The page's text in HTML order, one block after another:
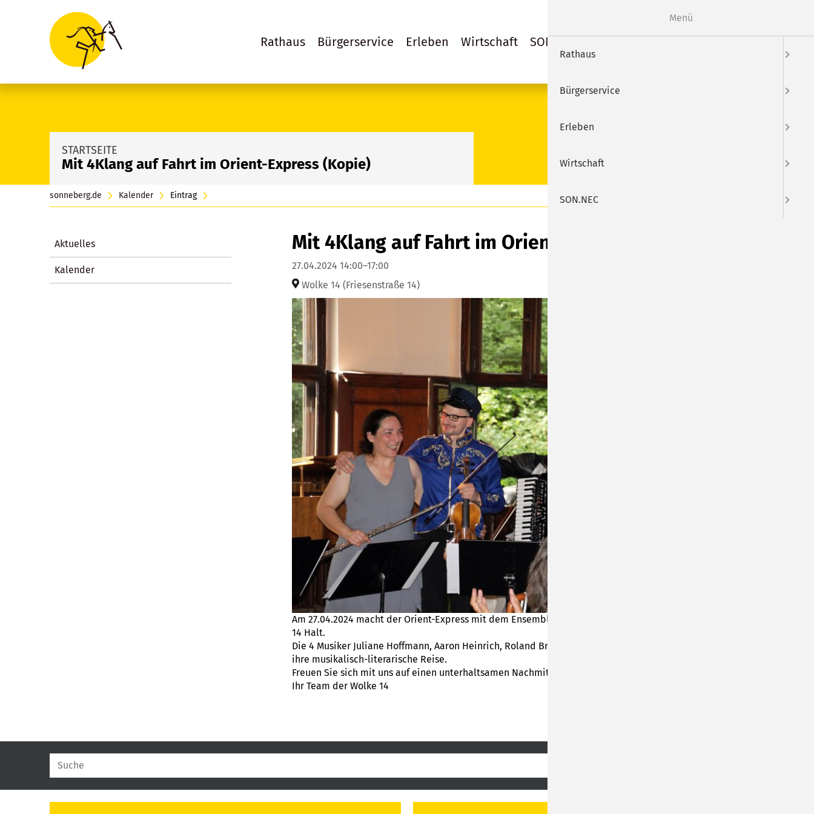
Rathaus Bürgerservice Erleben Wirtschaft SON.NEC
Webcam
STARTSEITE
Mit 4Klang auf Fahrt im Orient-Express (Kopie)
sonneberg.de Kalender Eintrag
Mit 4Klang auf Fahrt im Orient-Express (Kopie)
27.04.2024 14:00–17:00
Wolke 14 (Friesenstraße 14)
Am 27.04.2024 macht der Orient-Express mit dem Ensemble "4Klang" von 14:00 bis 17:00 Uhr in der Wolke
14 Halt.
Die 4 Musiker Juliane Hoffmann, Aaron Heinrich, Roland Brehm und Annette Walther nehmen sie mit auf
ihre musikalisch-literarische Reise.
Freuen Sie sich mit uns auf einen unterhaltsamen Nachmittag bei Musik, Kaffee und Kuchen.
Ihr Team der Wolke 14
Aktuelles
Kalender
Menü
Rathaus
Bürgerservice
Erleben
Wirtschaft
SON.NEC